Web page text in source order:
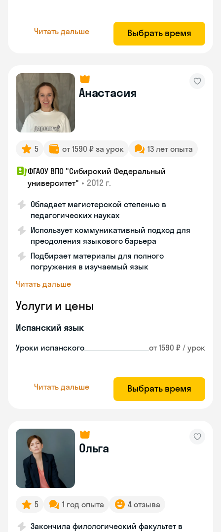
Читать дальше Выбрать время
Анастасия
5 от 1590 ₽ за урок 13 лет опыта
ФГАОУ ВПО "Сибирский Федеральный
университет" • 2012 г.
Обладает магистерской степенью в
педагогических науках
Использует коммуникативный подход для
преодоления языкового барьера
Подбирает материалы для полного
погружения в изучаемый язык
Читать дальше
Услуги и цены
Испанский язык
Уроки испанского от 1590 ₽ / урок
Читать дальше Выбрать время
Ольга
5 1 год опыта 4 отзыва
Закончила филологический факультет в